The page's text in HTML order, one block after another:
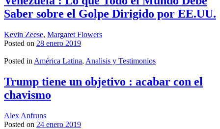
Saber sobre el Golpe Dirigido por EE.UU.
Kevin Zeese, Margaret Flowers
Posted on 28 enero 2019
Posted in América Latina, Analisis y Testimonios
Trump tiene un objetivo : acabar con el
chavismo
Alex Anfruns
Posted on 24 enero 2019